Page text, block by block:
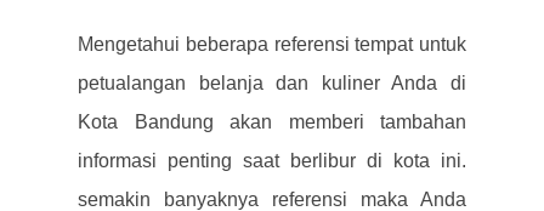
Mengetahui beberapa referensi tempat untuk
petualangan belanja dan kuliner Anda di
Kota Bandung akan memberi tambahan
informasi penting saat berlibur di kota ini.
semakin banyaknya referensi maka Anda